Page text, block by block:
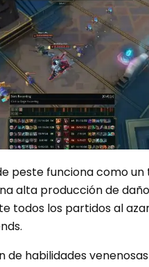
peste funciona como un
alta producción de
todos los partidos al
de habilidades